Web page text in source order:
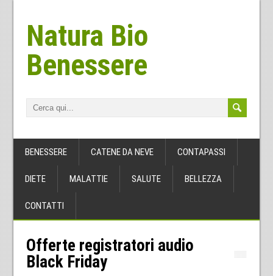
Natura Bio
Benessere
BENESSERE CATENE DA NEVE CONTAPASSI
DIETE MALATTIE SALUTE BELLEZZA
CONTATTI
Offerte registratori audio
Black Friday